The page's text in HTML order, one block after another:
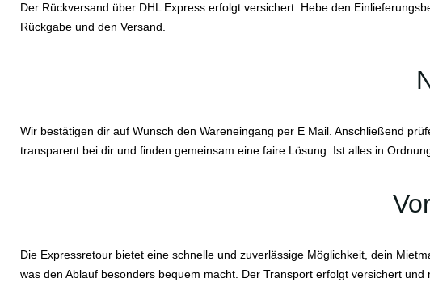
Der Rückversand über DHL Express erfolgt versichert. Hebe den
Rückgabe und den Versand.
Wir bestätigen dir auf Wunsch den Wareneingang per E Mail. Anschließend
transparent bei dir und finden gemeinsam eine faire Lösung. Ist alles in
Die Expressretour bietet eine schnelle und zuverlässige Möglichkeit, dein
was den Ablauf besonders bequem macht. Der Transport erfolgt versichert